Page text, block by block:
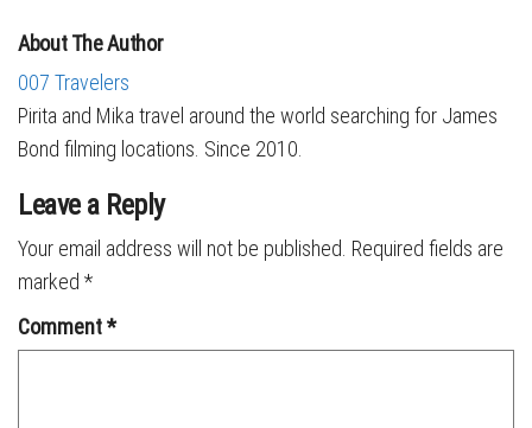
About The Author
007 Travelers
Pirita and Mika travel around the world searching for James
Bond filming locations. Since 2010.
Leave a Reply
Your email address will not be published. Required fields are
marked *
Comment*